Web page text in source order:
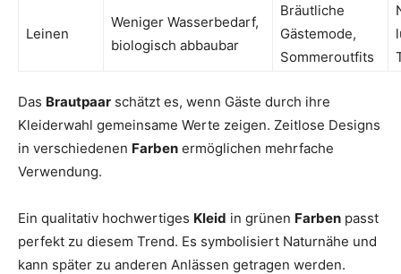
Leinen
Weniger Wasserbedarf,
biologisch abbaubar
Bräutliche
Gästemode,
Sommeroutfits
Das Brautpaar schätzt es, wenn Gäste durch ihre
Kleiderwahl gemeinsame Werte zeigen. Zeitlose Designs
in verschiedenen Farben ermöglichen mehrfache
Verwendung.
Ein qualitativ hochwertiges Kleid in grünen Farben passt
perfekt zu diesem Trend. Es symbolisiert Naturnähe und
kann später zu anderen Anlässen getragen werden.